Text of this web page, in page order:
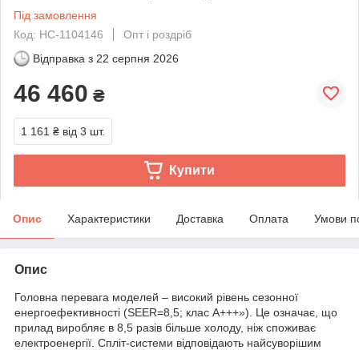
Під замовлення
Код: НС-1104146
Опт і роздріб
Відправка з 22 серпня 2026
46 460 ₴
1 161 ₴ від 3 шт.
Купити
Опис Характеристики Доставка Оплата Умови
Опис
Головна перевага моделей – високий рівень сезонної
енергоефективності (SEER=8,5; клас А+++»). Це означає, що
прилад виробляє в 8,5 разів більше холоду, ніж споживає
електроенергії. Спліт-системи відповідають найсуворішим